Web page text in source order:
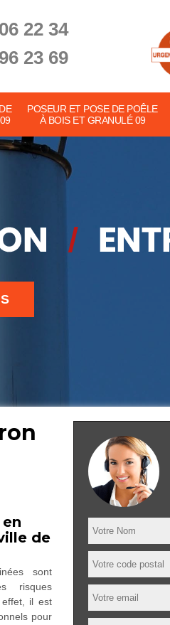
22 34
23 69
POSEUR ET POSE DE POÊLE
À BOIS ET GRANULÉ 09
de
sont
risques
il est
pour